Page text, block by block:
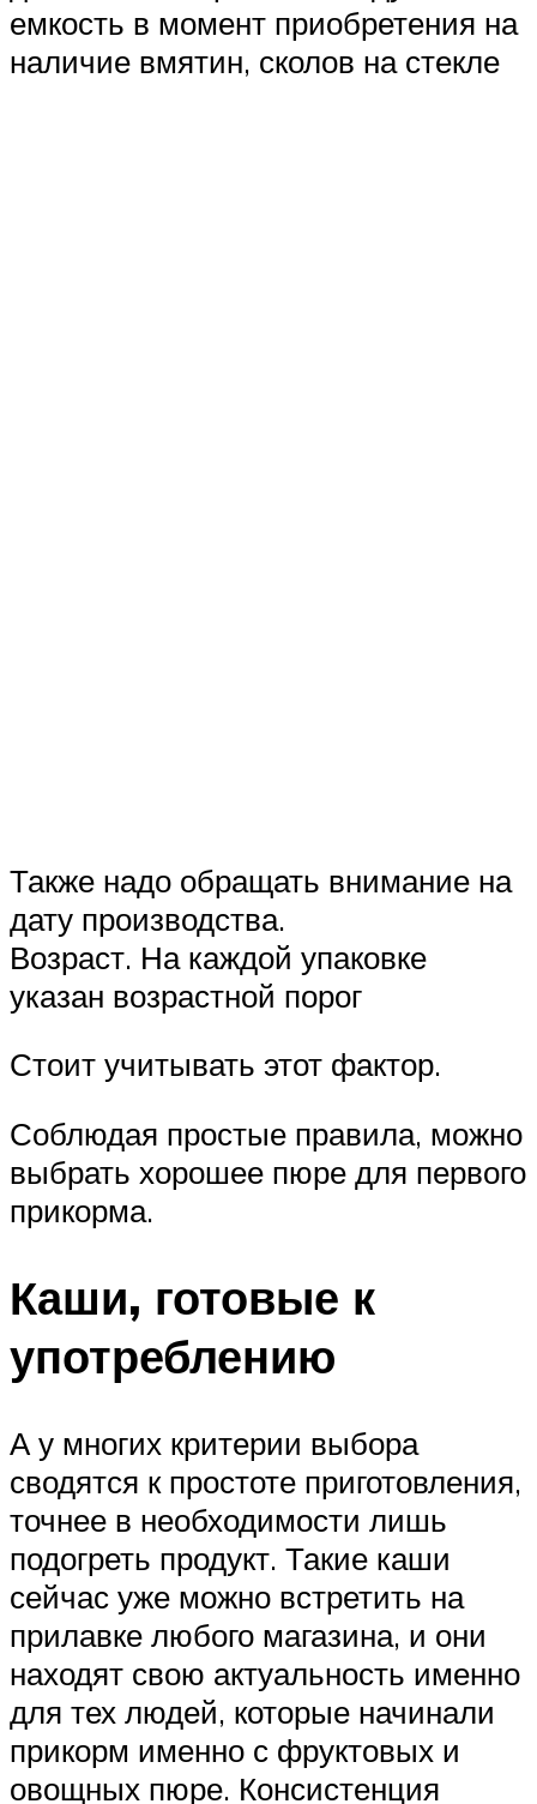
емкость в момент приобретения на
наличие вмятин, сколов на стекле
Также надо обращать внимание на
дату производства.
Возраст. На каждой упаковке
указан возрастной порог
Стоит учитывать этот фактор.
Соблюдая простые правила, можно
выбрать хорошее пюре для первого
прикорма.
Каши, готовые к
употреблению
А у многих критерии выбора
сводятся к простоте приготовления,
точнее в необходимости лишь
подогреть продукт. Такие каши
сейчас уже можно встретить на
прилавке любого магазина, и они
находят свою актуальность именно
для тех людей, которые начинали
прикорм именно с фруктовых и
овощных пюре. Консистенция